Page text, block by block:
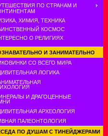
ПО СТРАНАМ И
ХИМИЯ, ТЕХНИКА
КОСМОС
О РЕЛИГИЯХ
И ЗАНИМАТЕЛЬНО
СО ВСЕГО МИРА
ЛОГИКА
И ДРАГОЦЕННЫЕ
АРХЕОЛОГИЯ
ПАЛЕОНТОЛОГИЯ
ПО ДУШАМ С ТИНЕЙДЖЕРАМИ